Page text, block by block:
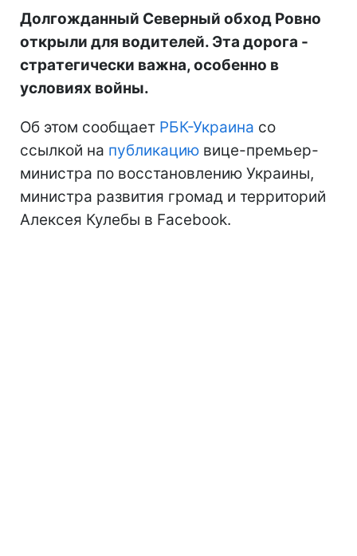
Долгожданный Северный обход Ровно
открыли для водителей. Эта дорога -
стратегически важна, особенно в
условиях войны.
Об этом сообщает РБК-Украина со
ссылкой на публикацию вице-премьер-
министра по восстановлению Украины,
министра развития громад и территорий
Алексея Кулебы в Facebook.